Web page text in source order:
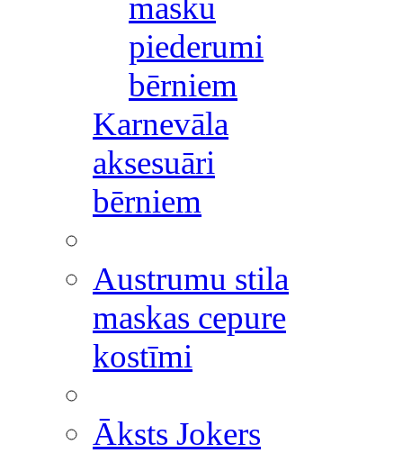
masku
piederumi
bērniem
Karnevāla
aksesuāri
bērniem
Austrumu stila
maskas cepure
kostīmi
Āksts Jokers